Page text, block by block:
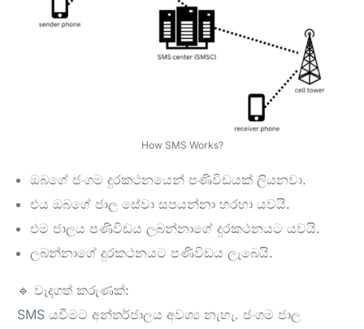
How SMS Works?
ඔබගේ ජංගම දුරකථනයෙන් පණිවිඩයක් ලියනවා.
එය ඔබගේ ජාල සේවා සපයන්නා හරහා යවයි.
එම ජාලය පණිවිඩය ලබන්නාගේ දුරකථනයට යවයි.
ලබන්නාගේ දුරකථනයට පණිවිඩය ලැබෙයි.
🔹 වැදගත් කරුණක්:
SMS යවීමට අන්තර්ජාලය අවශ්‍ය නැහැ. ජංගම ජාල